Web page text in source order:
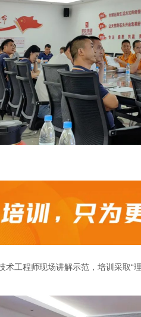
工程师现场讲解示范，培训采取“